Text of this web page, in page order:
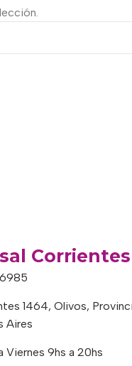
Corrientes
1464, Olivos,
Aires
Viernes 9hs a 20hs